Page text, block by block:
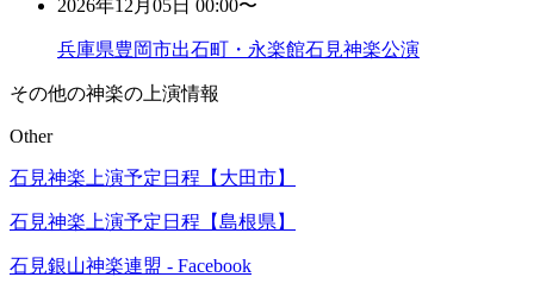
2026年12月05日 00:00〜
兵庫県豊岡市出石町・永楽館石見神楽公演
その他の神楽の上演情報
Other
石見神楽上演予定日程【大田市】
石見神楽上演予定日程【島根県】
石見銀山神楽連盟 - Facebook